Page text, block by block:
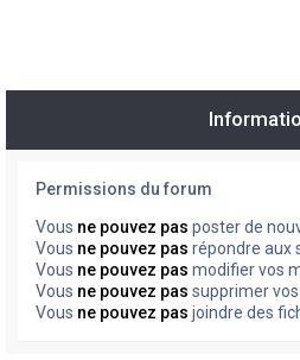
Permissions du forum
Vous ne pouvez pas poster de
Vous ne pouvez pas répondre aux
Vous ne pouvez pas modifier vos
Vous ne pouvez pas supprimer
Vous ne pouvez pas joindre des